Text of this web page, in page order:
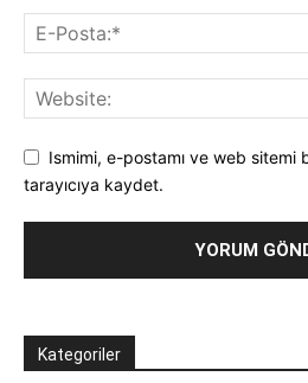
Ismimi, e-postamı ve web sitemi
tarayıcıya kaydet.
Kategoriler